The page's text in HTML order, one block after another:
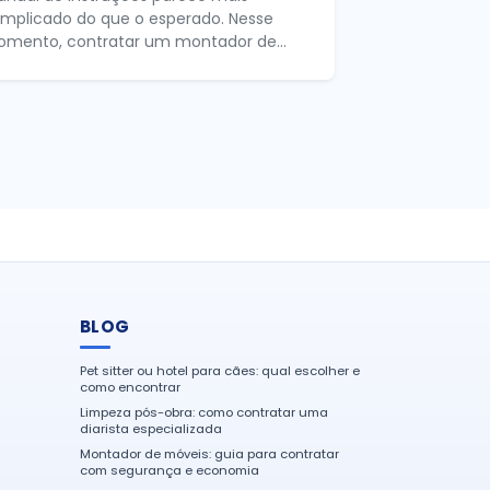
do que o esperado. Nesse
contratar um montador de...
BLOG
Pet sitter ou hotel para cães: qual escolher e
como encontrar
Limpeza pós-obra: como contratar uma
diarista especializada
Montador de móveis: guia para contratar
com segurança e economia